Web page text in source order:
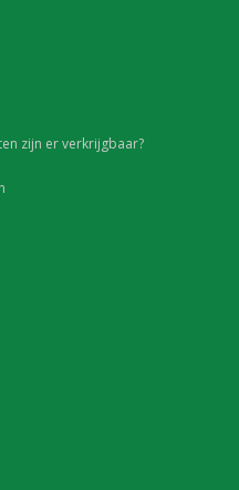
zijn er verkrijgbaar?